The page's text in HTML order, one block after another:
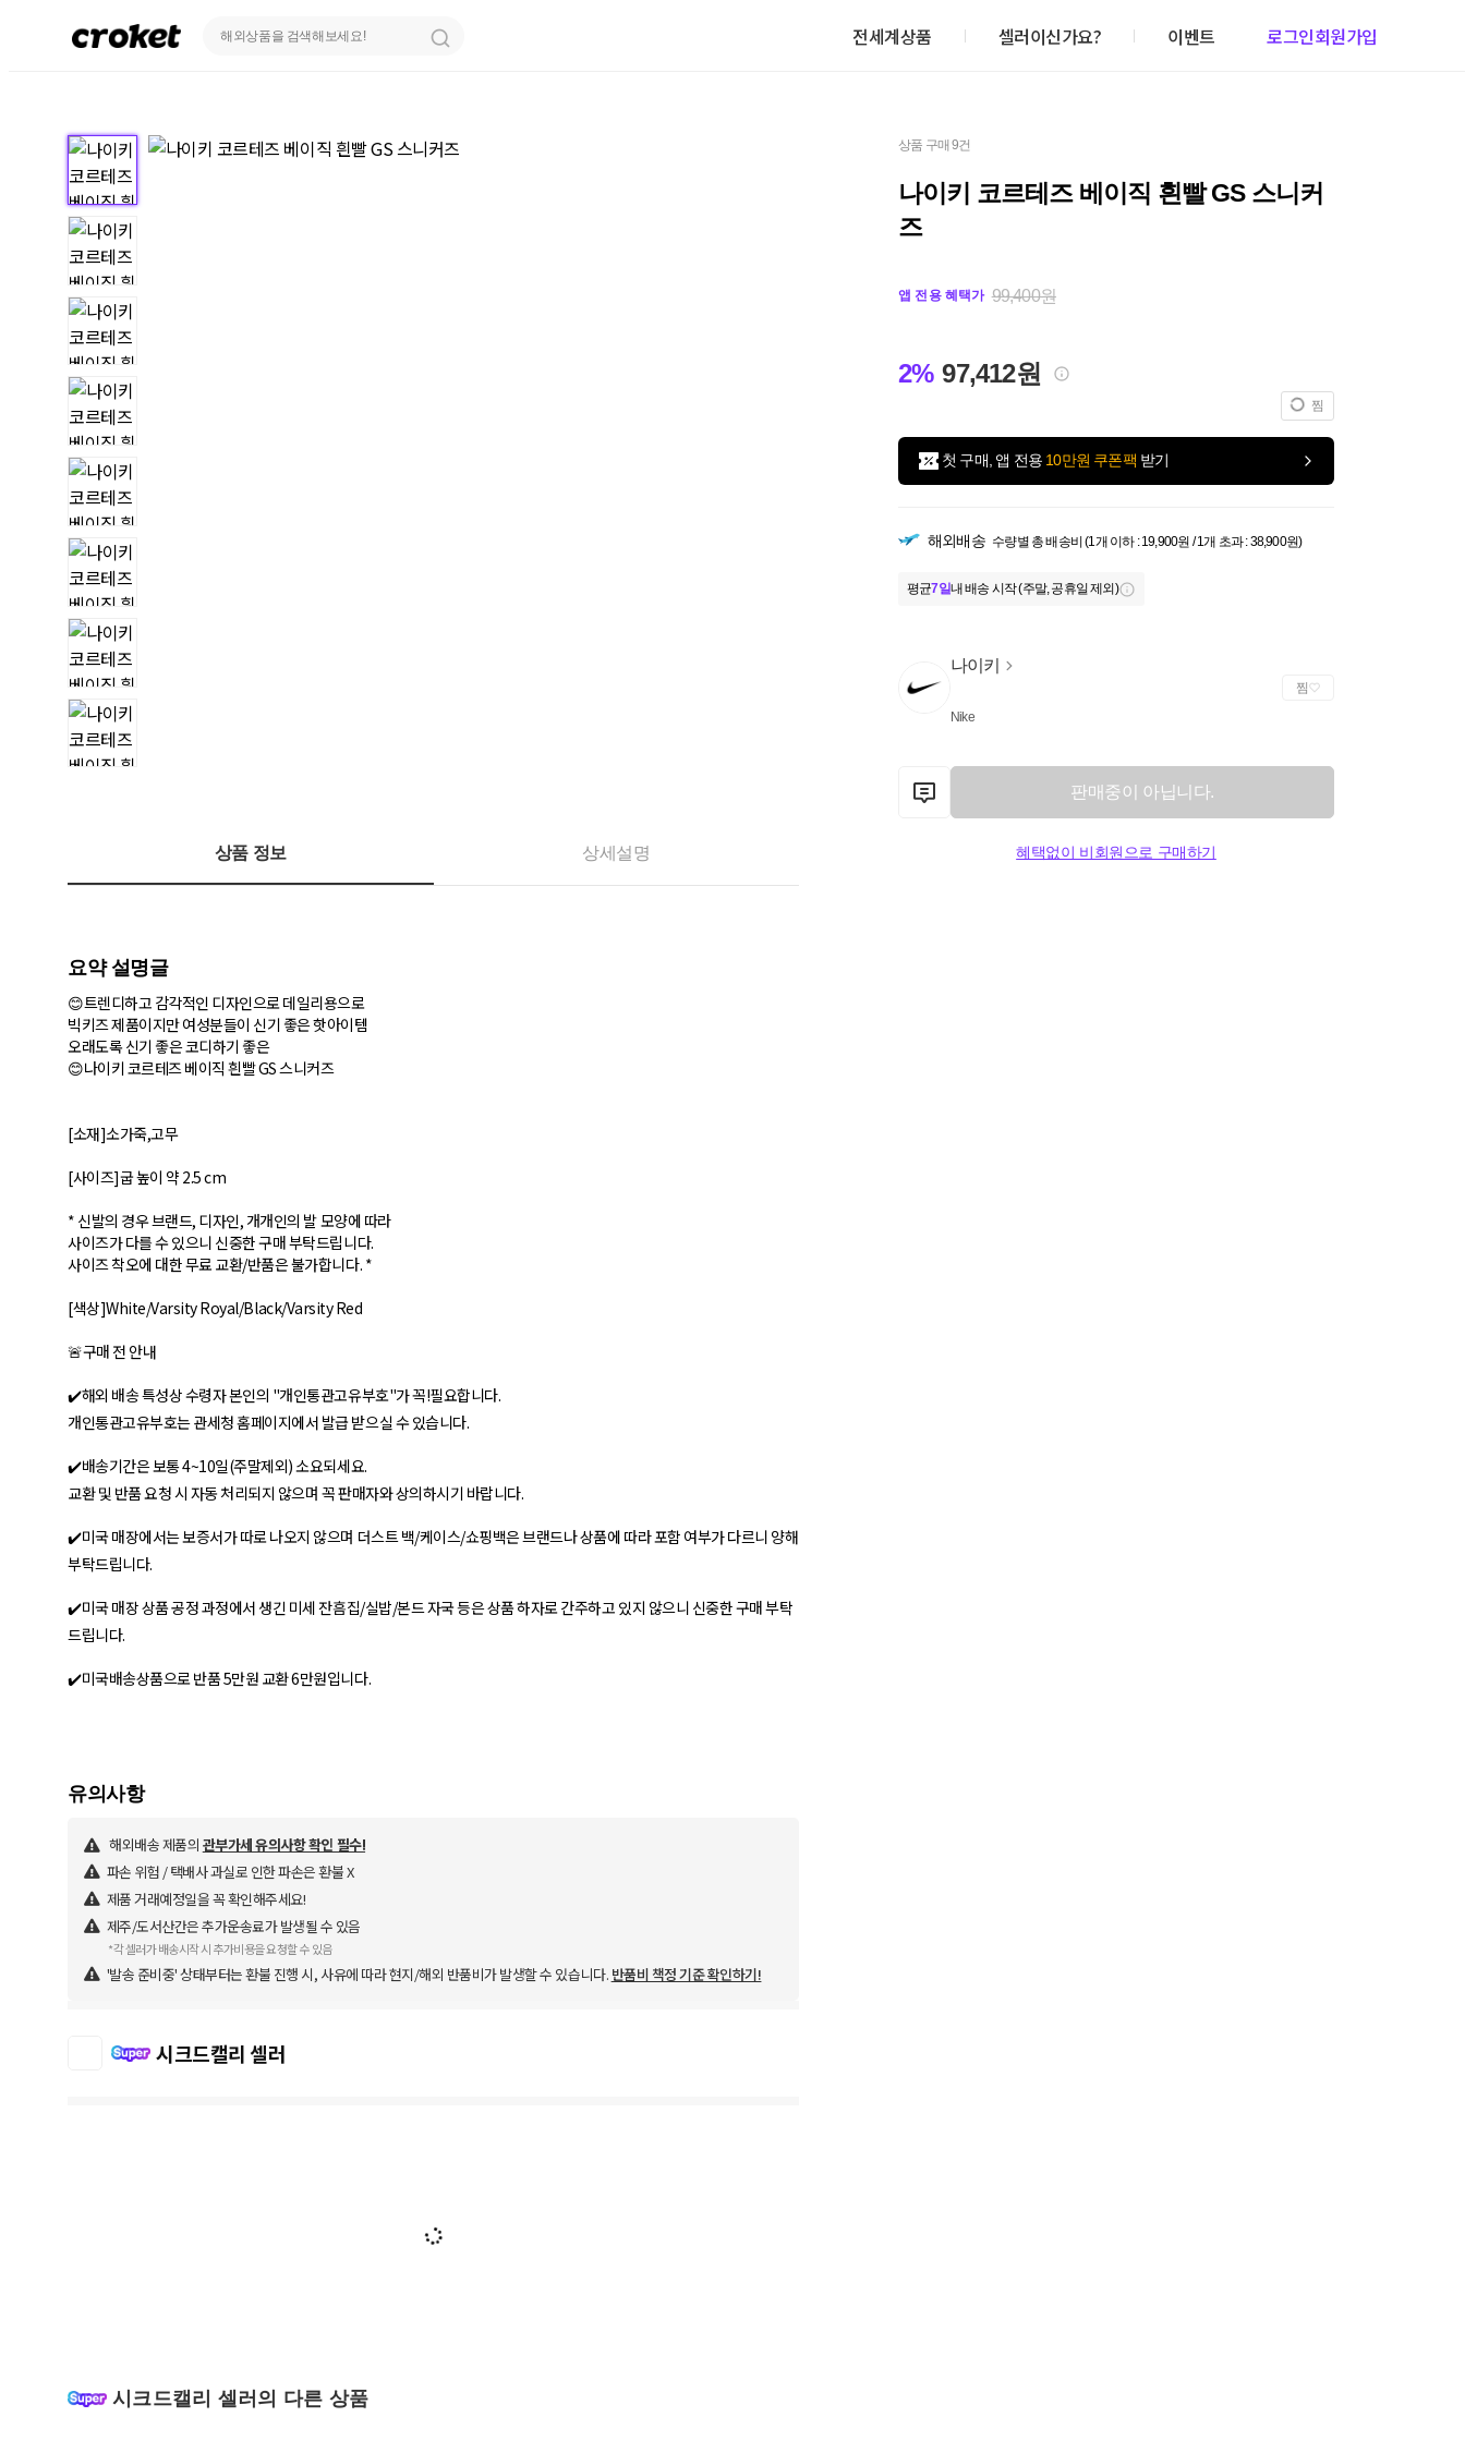
전세계상품 셀러이신가요? 이벤트 로그인회원가입
상품 구매 9건
나이키 코르테즈 베이직 흰빨 GS 스니커
즈
앱 전용 혜택가 99,400원
2% 97,412원
찜
첫 구매, 앱 전용 10만원 쿠폰팩 받기
해외배송 수량별 총 배송비 (1개 이하 : 19,900원 / 1개 초과 : 38,900원)
평균7일내 배송 시작 (주말, 공휴일 제외)
나이키
Nike
찜
판매중이 아닙니다.
혜택없이 비회원으로 구매하기
상품 정보 상세설명
요약 설명글
😊트렌디하고 감각적인 디자인으로 데일리용으로
빅키즈 제품이지만 여성분들이 신기 좋은 핫아이템
오래도록 신기 좋은 코디하기 좋은
😊나이키 코르테즈 베이직 흰빨 GS 스니커즈
[소재]소가죽,고무
[사이즈]굽 높이 약 2.5 cm
* 신발의 경우 브랜드, 디자인, 개개인의 발 모양에 따라
사이즈가 다를 수 있으니 신중한 구매 부탁드립니다.
사이즈 착오에 대한 무료 교환/반품은 불가합니다. *
[색상]White/Varsity Royal/Black/Varsity Red
🚨구매 전 안내
✔️해외 배송 특성상 수령자 본인의 "개인통관고유부호"가 꼭!필요합니다.
개인통관고유부호는 관세청 홈페이지에서 발급 받으실 수 있습니다.
✔️배송기간은 보통 4~10일(주말제외) 소요되세요.
교환 및 반품 요청 시 자동 처리되지 않으며 꼭 판매자와 상의하시기 바랍니다.
✔️미국 매장에서는 보증서가 따로 나오지 않으며 더스트 백/케이스/쇼핑백은 브랜드나 상품에 따라 포함 여부가 다르니 양해
부탁드립니다.
✔️미국 매장 상품 공정 과정에서 생긴 미세 잔흠집/실밥/본드 자국 등은 상품 하자로 간주하고 있지 않으니 신중한 구매 부탁
드립니다.
✔️미국배송상품으로 반품 5만원 교환 6만원입니다.
유의사항
해외배송 제품의 관부가세 유의사항 확인 필수!
파손 위험 / 택배사 과실로 인한 파손은 환불 X
제품 거래예정일을 꼭 확인해주세요!
제주/도서산간은 추가운송료가 발생될 수 있음
*각 셀러가 배송시작 시 추가비용을 요청할 수 있음
'발송 준비중' 상태부터는 환불 진행 시, 사유에 따라 현지/해외 반품비가 발생할 수 있습니다. 반품비 책정 기준 확인하기!
시크드캘리 셀러
시크드캘리 셀러의 다른 상품